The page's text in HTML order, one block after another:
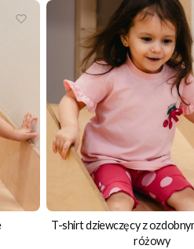
T-shirt dziewczęcy z
różowy